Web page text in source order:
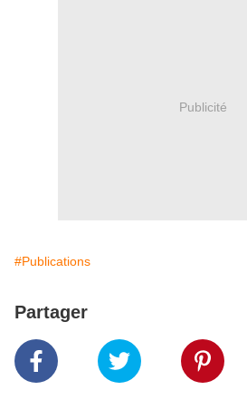
Publicité
#Publications
Partager